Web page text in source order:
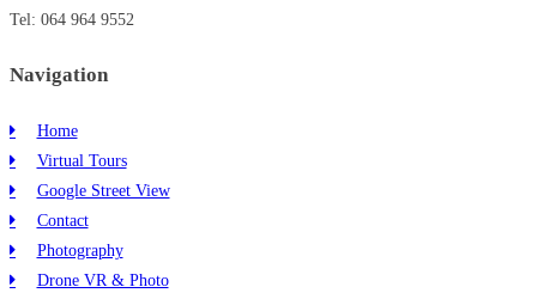
Tel: 064 964 9552
Navigation
Home
Virtual Tours
Google Street View
Contact
Photography
Drone VR & Photo